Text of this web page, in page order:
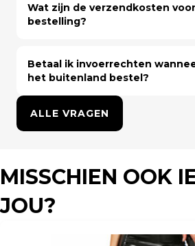
Wat zijn de verzendkosten
bestelling?
Betaal ik invoerrechten
het buitenland bestel?
ALLE VRAGEN
MISSCHIEN OOK
JOU?